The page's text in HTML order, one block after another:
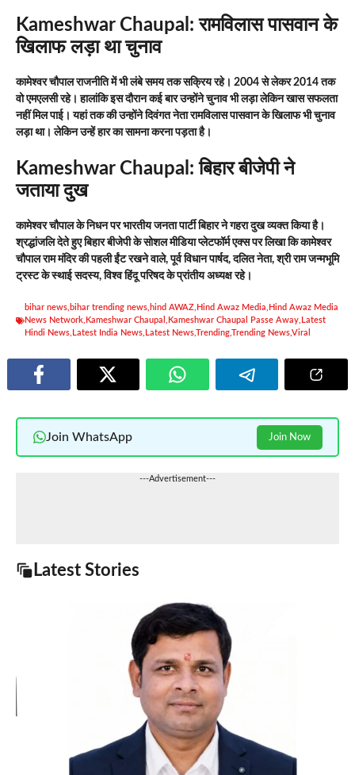
Kameshwar Chaupal: रामविलास पासवान के
खिलाफ लड़ा था चुनाव
कामेश्वर चौपाल राजनीति में भी लंबे समय तक सक्रिय रहे। 2004 से लेकर 2014 तक
वो एमएलसी रहे। हालांकि इस दौरान कई बार उन्होंने चुनाव भी लड़ा लेकिन खास सफलता
नहीं मिल पाई। यहां तक की उन्होंने दिवंगत नेता रामविलास पासवान के खिलाफ भी चुनाव
लड़ा था। लेकिन उन्हें हार का सामना करना पड़ता है।
Kameshwar Chaupal: बिहार बीजेपी ने
जताया दुख
कामेश्वर चौपाल के निधन पर भारतीय जनता पार्टी बिहार ने गहरा दुख व्यक्त किया है।
श्रद्धांजलि देते हुए बिहार बीजेपी के सोशल मीडिया प्लेटफॉर्म एक्स पर लिखा कि कामेश्वर
चौपाल राम मंदिर की पहली ईंट रखने वाले, पूर्व विधान पार्षद, दलित नेता, श्री राम जन्मभूमि
ट्रस्ट के स्थाई सदस्य, विश्व हिंदू परिषद के प्रांतीय अध्यक्ष रहे।
bihar news bihar trending news hind AWAZ Hind Awaz Media Hind Awaz Media
News Network Kameshwar Chaupal Kameshwar Chaupal Passe Away Latest
Hindi News Latest India News Latest NewsTrendingTrending NewsViral
Join WhatsApp Join Now
---Advertisement---
Latest Stories